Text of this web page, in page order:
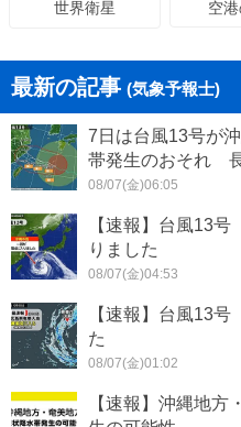
世界衛星 空
最新の記事 (気象予報士)
7日は台風13号が
帯発生のおそれ
08/07(金)06:05
【速報】台風13
りました
08/07(金)04:53
【速報】台風13
た
08/07(金)01:02
【速報】沖縄地